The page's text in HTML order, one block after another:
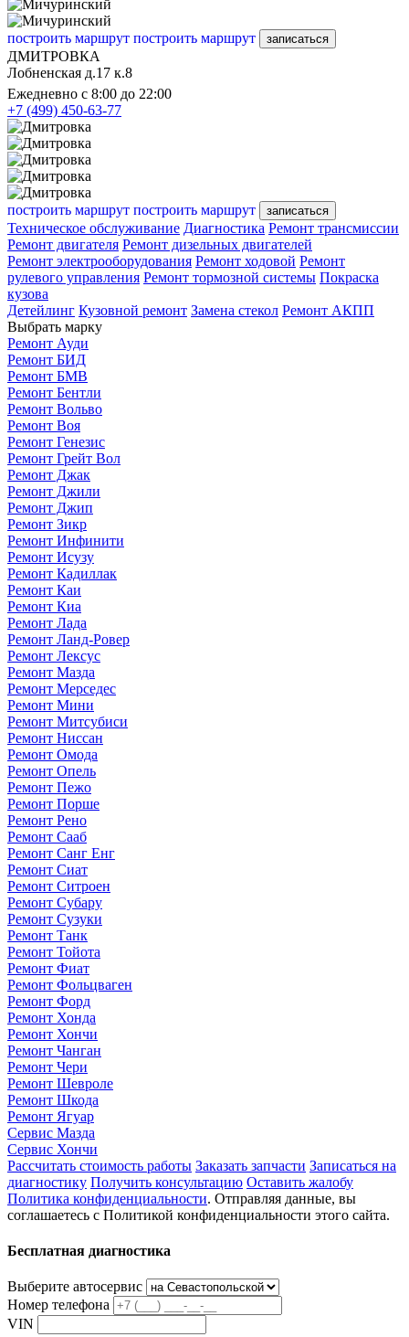
построить маршрут построить маршрут записаться
ДМИТРОВКА
Лобненская д.17 к.8
Ежедневно с 8:00 до 22:00
+7 (499) 450-63-77
построить маршрут построить маршрут записаться
Техническое обслуживание Диагностика Ремонт трансмиссии
Ремонт двигателя Ремонт дизельных двигателей
Ремонт электрооборудования Ремонт ходовой Ремонт
рулевого управления Ремонт тормозной системы Покраска
кузова
Детейлинг Кузовной ремонт Замена стекол Ремонт АКПП
Выбрать марку
Ремонт Ауди
Ремонт БИД
Ремонт БМВ
Ремонт Бентли
Ремонт Вольво
Ремонт Воя
Ремонт Генезис
Ремонт Грейт Вол
Ремонт Джак
Ремонт Джили
Ремонт Джип
Ремонт Зикр
Ремонт Инфинити
Ремонт Исузу
Ремонт Кадиллак
Ремонт Каи
Ремонт Киа
Ремонт Лада
Ремонт Ланд-Ровер
Ремонт Лексус
Ремонт Мазда
Ремонт Мерседес
Ремонт Мини
Ремонт Митсубиси
Ремонт Ниссан
Ремонт Омода
Ремонт Опель
Ремонт Пежо
Ремонт Порше
Ремонт Рено
Ремонт Сааб
Ремонт Санг Енг
Ремонт Сиат
Ремонт Ситроен
Ремонт Субару
Ремонт Сузуки
Ремонт Танк
Ремонт Тойота
Ремонт Фиат
Ремонт Фольцваген
Ремонт Форд
Ремонт Хонда
Ремонт Хончи
Ремонт Чанган
Ремонт Чери
Ремонт Шевроле
Ремонт Шкода
Ремонт Ягуар
Сервис Мазда
Сервис Хончи
Рассчитать стоимость работы Заказать запчасти Записаться на
диагностику Получить консультацию Оставить жалобу
Политика конфиденциальности. Отправляя данные, вы
соглашаетесь с Политикой конфиденциальности этого сайта.
Бесплатная диагностика
Выберите автосервис
Номер телефона
VIN